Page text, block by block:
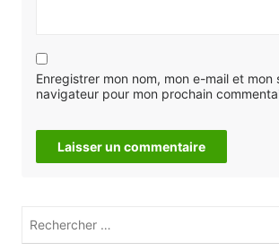
Enregistrer mon nom, mon e-mail et mon
navigateur pour mon prochain
Rechercher